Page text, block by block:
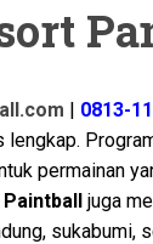
| 0813-
lengkap.
permainan
juga
sukabumi,